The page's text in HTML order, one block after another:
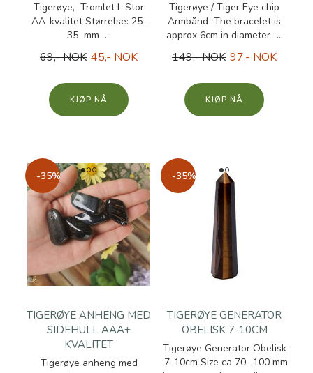
Tigerøye, Tromlet L Stor
AA-kvalitet Størrelse: 25-
35 mm ...
69,- NOK 45,- NOK
KJØP
Tigerøye / Tiger Eye chip
Armbånd The bracelet is
approx 6cm in diameter -...
149,- NOK 97,- NOK
KJØP
-35%
TIGERØYE ANHENG MED
SIDEHULL AAA+
KVALITET
Tigerøye anheng med
-35%
TIGERØYE GENERATOR
OBELISK 7-10CM
Tigerøye Generator Obelisk
7-10cm Size ca 70 -100 mm